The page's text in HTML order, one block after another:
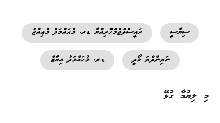
ސިޔާސީ ރައީސުލްޖުމްހޫރިއްޔާ ޑރ. މުޙައްމަދު މުޢިއްޒު
ނަރިންދްރަ މޯދީ ޑރ. މުހައްމަދު އިޔާޒް
މި ލިޔުމާ ގުޅޭ